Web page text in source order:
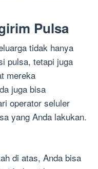
Pulsa
tidak hanya
pulsa, tetapi juga
mereka
juga bisa
operator seluler
yang Anda lakukan.
di atas, Anda bisa